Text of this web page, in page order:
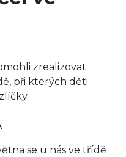
zrealizovat
při kterých děti
se u nás ve třídě